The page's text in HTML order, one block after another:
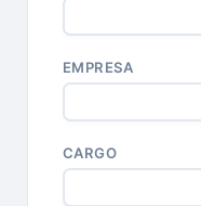
EMPRESA
CARGO